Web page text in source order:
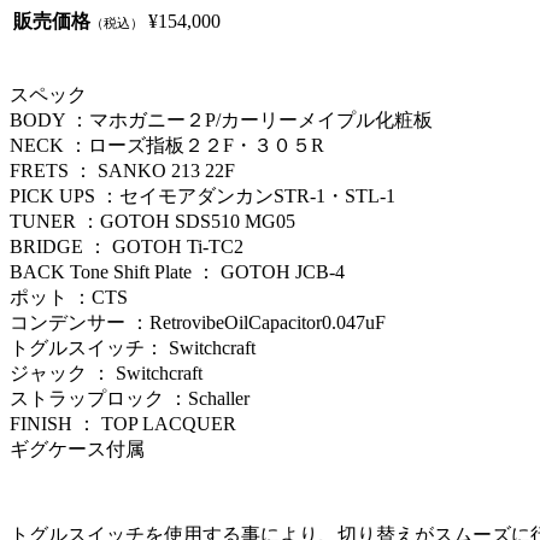
販売価格（税込） ¥154,000
スペック
BODY ：マホガニー２P/カーリーメイプル化粧板
NECK ：ローズ指板２２F・３０５R
FRETS ： SANKO 213 22F
PICK UPS ：セイモアダンカンSTR-1・STL-1
TUNER ：GOTOH SDS510 MG05
BRIDGE ： GOTOH Ti-TC2
BACK Tone Shift Plate ： GOTOH JCB-4
ポット ：CTS
コンデンサー ：RetrovibeOilCapacitor0.047uF
トグルスイッチ： Switchcraft
ジャック ： Switchcraft
ストラップロック ：Schaller
FINISH ： TOP LACQUER
ギグケース付属
トグルスイッチを使用する事により、切り替えがスムーズに